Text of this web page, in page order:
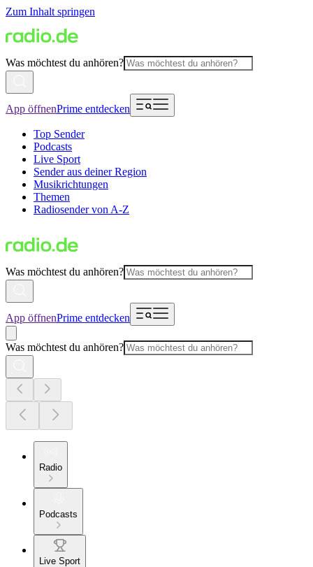
Zum Inhalt springen
Was möchtest du anhören?
App öffnenPrime entdecken
Top Sender
Podcasts
Live Sport
Sender aus deiner Region
Musikrichtungen
Themen
Radiosender von A-Z
Was möchtest du anhören?
App öffnenPrime entdecken
Was möchtest du anhören?
Radio
Podcasts
Live Sport